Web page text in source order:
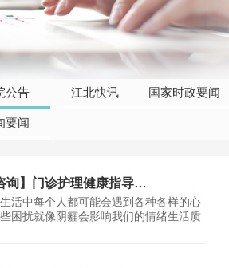
公告 江北快讯 国家时政要闻
要闻
询】门诊护理健康指导…
活中每个人都可能会遇到各种各样的心
困扰就像阴霾会影响我们的情绪生活质